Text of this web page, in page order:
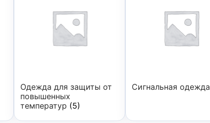
Одежда для защиты от
повышенных
температур (5)
Сигнальная одежда